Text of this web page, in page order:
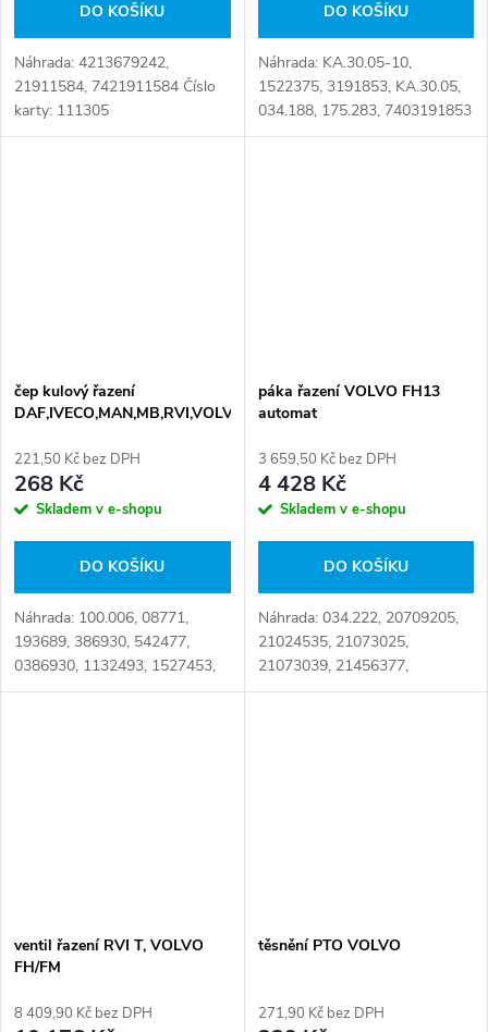
DO KOŠÍKU
Náhrada: 4213679242,
21911584, 7421911584 Číslo
karty: 111305
DO KOŠÍKU
Náhrada: KA.30.05-10,
1522375, 3191853, KA.30.05,
034.188, 175.283, 7403191853
Číslo karty: 103245
čep kulový řazení
DAF,IVECO,MAN,MB,RVI,VOLVO
221,50 Kč bez DPH
268 Kč
Skladem v e-shopu
DO KOŠÍKU
Náhrada: 100.006, 08771,
193689, 386930, 542477,
0386930, 1132493, 1527453,
1672152, 2013590, 3435786,
páka řazení VOLVO FH13
automat
3 659,50 Kč bez DPH
4 428 Kč
Skladem v e-shopu
DO KOŠÍKU
Náhrada: 034.222, 20709205,
21024535, 21073025,
21073039, 21456377,
21456380, 21818651,
ventil řazení RVI T, VOLVO
FH/FM
8 409,90 Kč bez DPH
těsnění PTO VOLVO
271,90 Kč bez DPH